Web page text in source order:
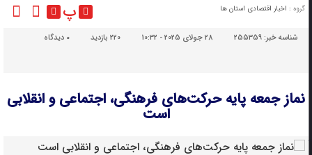
گروه : اخبار اقتصادی استان ها پ
شناسه خبر:255359 28 جولای 2025 - 10:32 220 بازدید دیدگاه
نماز جمعه پایه حرکت‌های فرهنگی، اجتماعی و انقلابی
است